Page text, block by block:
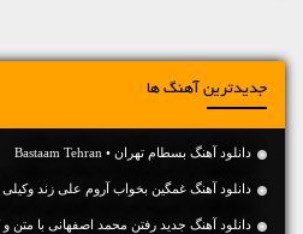
جدیدترین آهنگ ها
دانلود آهنگ بسطام تهران • Bastaam Tehran
دانلود آهنگ غمگین بخواب آروم علی زند وکیلی
دانلود آهنگ جديد رفتن محمد اصفهانی با متن